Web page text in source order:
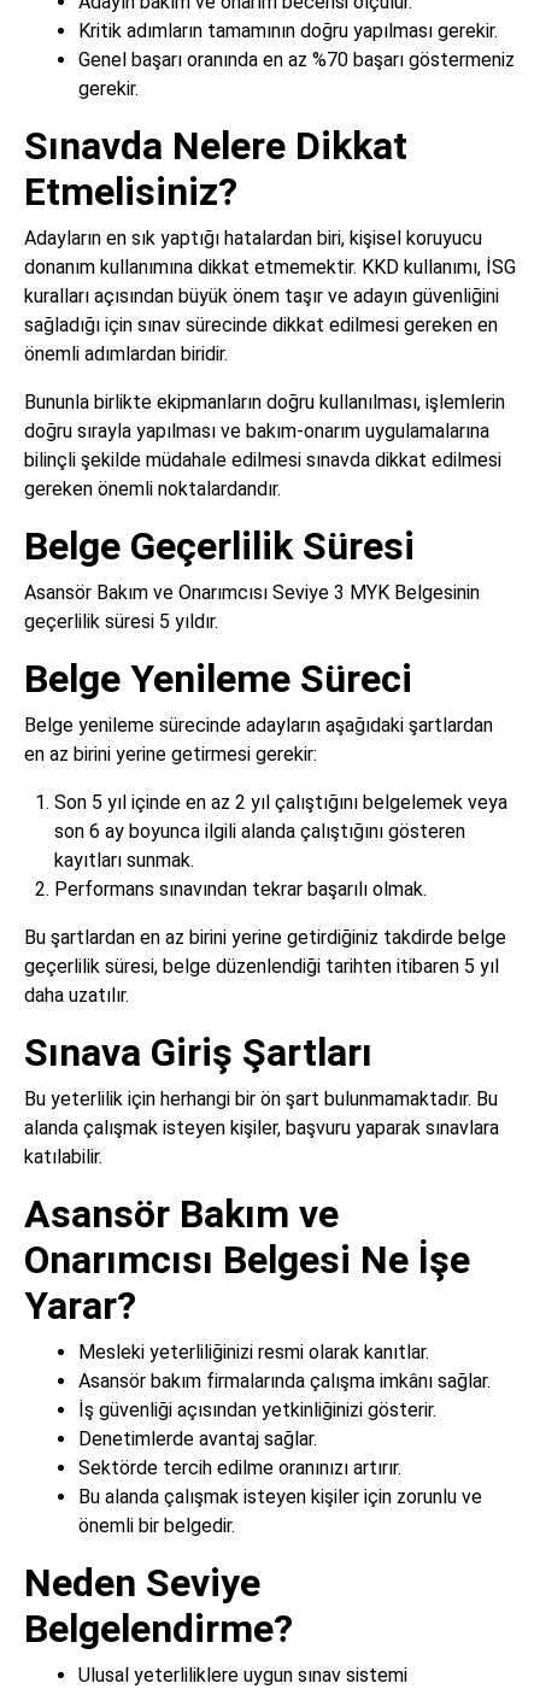
Kritik adımların tamamının doğru yapılması gerekir.
Genel başarı oranında en az %70 başarı göstermeniz
gerekir.
Sınavda Nelere Dikkat
Etmelisiniz?
Adayların en sık yaptığı hatalardan biri, kişisel koruyucu
donanım kullanımına dikkat etmemektir. KKD kullanımı, İSG
kuralları açısından büyük önem taşır ve adayın güvenliğini
sağladığı için sınav sürecinde dikkat edilmesi gereken en
önemli adımlardan biridir.
Bununla birlikte ekipmanların doğru kullanılması, işlemlerin
doğru sırayla yapılması ve bakım-onarım uygulamalarına
bilinçli şekilde müdahale edilmesi sınavda dikkat edilmesi
gereken önemli noktalardandır.
Belge Geçerlilik Süresi
Asansör Bakım ve Onarımcısı Seviye 3 MYK Belgesinin
geçerlilik süresi 5 yıldır.
Belge Yenileme Süreci
Belge yenileme sürecinde adayların aşağıdaki şartlardan
en az birini yerine getirmesi gerekir:
Son 5 yıl içinde en az 2 yıl çalıştığını belgelemek veya
son 6 ay boyunca ilgili alanda çalıştığını gösteren
kayıtları sunmak.
Performans sınavından tekrar başarılı olmak.
Bu şartlardan en az birini yerine getirdiğiniz takdirde belge
geçerlilik süresi, belge düzenlendiği tarihten itibaren 5 yıl
daha uzatılır.
Sınava Giriş Şartları
Bu yeterlilik için herhangi bir ön şart bulunmamaktadır. Bu
alanda çalışmak isteyen kişiler, başvuru yaparak sınavlara
katılabilir.
Asansör Bakım ve
Onarımcısı Belgesi Ne İşe
Yarar?
Mesleki yeterliliğinizi resmi olarak kanıtlar.
Asansör bakım firmalarında çalışma imkânı sağlar.
İş güvenliği açısından yetkinliğinizi gösterir.
Denetimlerde avantaj sağlar.
Sektörde tercih edilme oranınızı artırır.
Bu alanda çalışmak isteyen kişiler için zorunlu ve
önemli bir belgedir.
Neden Seviye
Belgelendirme?
Ulusal yeterliliklere uygun sınav sistemi